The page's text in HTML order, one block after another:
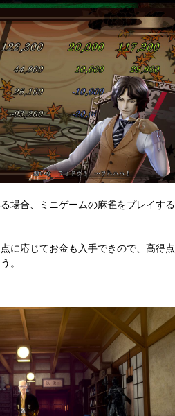
場合、ミニゲームの麻雀をプレイする
に応じてお金も入手できので、高得点
。